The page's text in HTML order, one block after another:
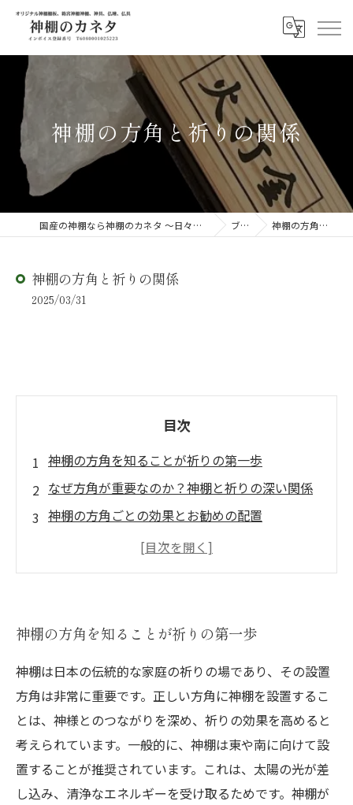
神棚の方角と祈りの関係
国産の神棚なら神棚のカネタ ～日々のしあわせを感じる物を～ ブログ 神棚の方角と祈りの関係
神棚の方角と祈りの関係
2025/03/31
目次
神棚の方角を知ることが祈りの第一歩
なぜ方角が重要なのか？神棚と祈りの深い関係
神棚の方角ごとの効果とお勧めの配置
神棚をより効果的に使うための方角の選び方
祈りがもたらす恩恵：正しい方角に神棚を配置
神棚の方角に沿った祈りがもたらす変化とは？
神棚の方角を知ることが祈りの第一歩
神棚は日本の伝統的な家庭の祈りの場であり、その設置
方角は非常に重要です。正しい方角に神棚を設置するこ
とは、神様とのつながりを深め、祈りの効果を高めると
考えられています。一般的に、神棚は東や南に向けて設
置することが推奨されています。これは、太陽の光が差
し込み、清浄なエネルギーを受け取るためです。神棚が